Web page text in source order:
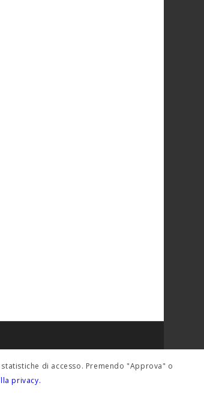
di accesso. Premendo "Approva" o
privacy.